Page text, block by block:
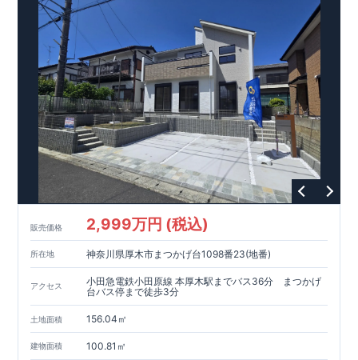
間取りのポイント
■ ホテルライクで実用的な洗面スペース
（オープンサニタリー
irodori／詳細ページへ）
可変型プランの主寝室＋WIC主寝室にはウォークインクローゼッ
トを設置。 将来、間仕切り壁（有償）を設けることで、 プラス
室として使える可変型の間取りです。
家計にやさしい住宅性能
長期優良住宅
住宅ローン控除額の優遇、 固定資産税の減額期間延長など 税制
面でのメリットが受けられます。
耐震等級 制震ダンパー 建築基準法の1.5倍の耐震性。
％）対象です。
太陽光発電 標準搭載
自家消費分は月額サービス料０円 。※サービス期間（
中の売電収入は事業者に帰属しますが、
契約満了後は売電収入
を含めお客様に帰属します。
現地のご案内・資料請求 受付中
■完成済みにつき、
現地にてご確認いただけます。
まずはお気軽にお問い合わせください。
販売価格 2,999万円 (税込)
所在地 神奈川県厚木市まつかげ台1098番23(地番)
アクセス
小田急電鉄小田原線 本厚木駅までバス36分 まつかげ
台バス停まで徒歩3分
土地面積 156.04㎡
建物面積 100.81㎡